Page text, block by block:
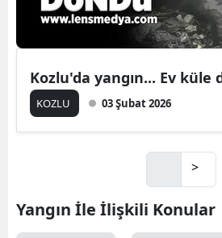
Kozlu'da yangın... Ev küle
KOZLU 03 Şubat 2026
>
Yangın İle İlişkili Konular